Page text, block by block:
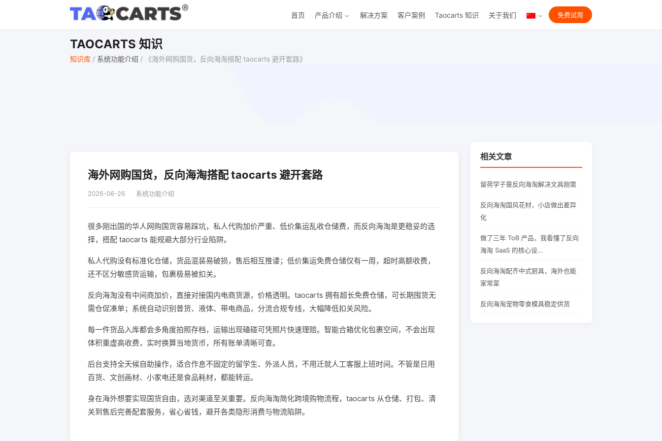
首页 产品介绍 解决方案 客户案例 Taocarts 知识 关于我们 免费试用
TAOCARTS 知识
知识库 / 系统功能介绍 / 《海外网购国货，反向海淘搭配 taocarts 避开套路》
海外网购国货，反向海淘搭配 taocarts 避开套路
2026-06-26 系统功能介绍
很多刚出国的华人网购国货容易踩坑，私人代购加价严重、低价集运乱收仓储费，而反向海淘是更稳妥的选
择，搭配 taocarts 能规避大部分行业陷阱。
私人代购没有标准化仓储，货品混装易破损，售后相互推诿；低价集运免费仓储仅有一周，超时高额收费，
还不区分敏感货运输，包裹极易被扣关。
反向海淘没有中间商加价，直接对接国内电商货源，价格透明。taocarts 拥有超长免费仓储，可长期囤货无
需仓促凑单；系统自动识别普货、液体、带电商品，分流合规专线，大幅降低扣关风险。
每一件货品入库都会多角度拍照存档，运输出现磕碰可凭照片快速理赔。智能合箱优化包裹空间，不会出现
体积重虚高收费，实时换算当地货币，所有账单清晰可查。
后台支持全天候自助操作，适合作息不固定的留学生、外派人员，不用迁就人工客服上班时间。不管是日用
百货、文创画材、小家电还是食品耗材，都能转运。
身在海外想要实现国货自由，选对渠道至关重要。反向海淘简化跨境购物流程，taocarts 从仓储、打包、清
关到售后完善配套服务，省心省钱，避开各类隐形消费与物流陷阱。
相关文章
留荷学子靠反向海淘解决文具刚需
反向海淘国风花材，小店做出差异
化
做了三年 ToB 产品，我看懂了反向
海淘 SaaS 的核心设...
反向海淘配齐中式厨具，海外也能
家常菜
反向海淘宠物零食模具稳定供货